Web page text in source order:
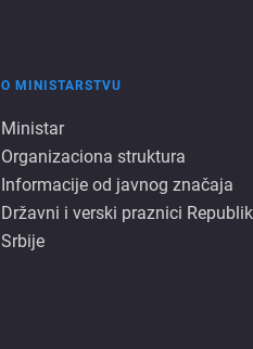
O
ministarstvu
O MINISTARSTVU
Ministar
Organizaciona struktura
Informacije od javnog značaja
Državni i verski praznici
Srbije